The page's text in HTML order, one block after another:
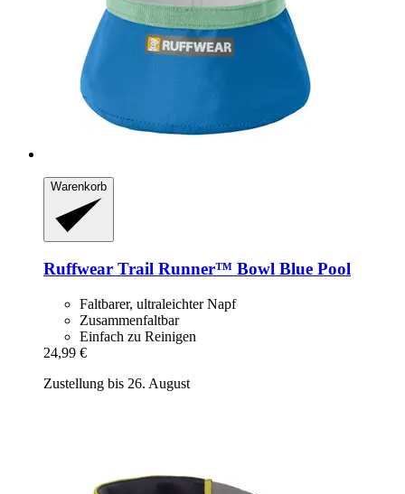
Warenkorb
Ruffwear Trail Runner™ Bowl Blue Pool
Faltbarer, ultraleichter Napf
Zusammenfaltbar
Einfach zu Reinigen
24,99 €
Zustellung bis 26. August